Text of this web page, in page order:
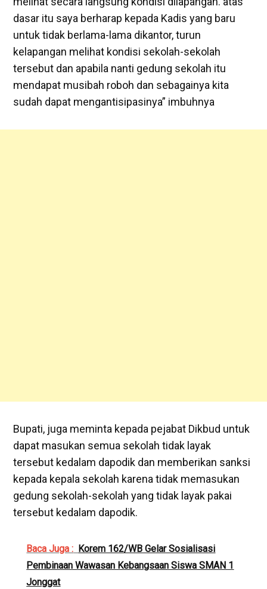
dasar itu saya berharap kepada Kadis yang baru
untuk tidak berlama-lama dikantor, turun
kelapangan melihat kondisi sekolah-sekolah
tersebut dan apabila nanti gedung sekolah itu
mendapat musibah roboh dan sebagainya kita
sudah dapat mengantisipasinya” imbuhnya
Bupati, juga meminta kepada pejabat Dikbud untuk
dapat masukan semua sekolah tidak layak
tersebut kedalam dapodik dan memberikan sanksi
kepada kepala sekolah karena tidak memasukan
gedung sekolah-sekolah yang tidak layak pakai
tersebut kedalam dapodik.
Baca Juga : Korem 162/WB Gelar Sosialisasi
Pembinaan Wawasan Kebangsaan Siswa SMAN 1
Jonggat